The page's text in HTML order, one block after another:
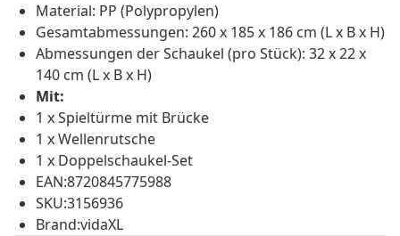
Material: PP (Polypropylen)
Gesamtabmessungen: 260 x 185 x 186 cm (L x B x H)
Abmessungen der Schaukel (pro Stück): 32 x 22 x
140 cm (L x B x H)
Mit:
1 x Spieltürme mit Brücke
1 x Wellenrutsche
1 x Doppelschaukel-Set
EAN:8720845775988
SKU:3156936
Brand:vidaXL